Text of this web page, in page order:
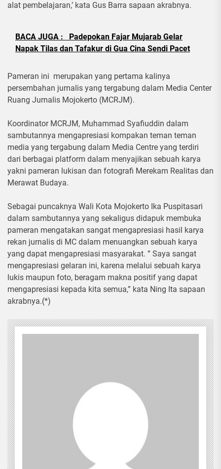
alat pembelajaran,’ kata Gus Barra sapaan akrabnya.
BACA JUGA :
Padepokan Fajar Mujarab Gelar
Napak Tilas dan Tafakur di Gua Cina Sendi Pacet
Pameran ini merupakan yang pertama kalinya
persembahan jurnalis yang tergabung dalam Media Center
Ruang Jurnalis Mojokerto (MCRJM).
Koordinator MCRJM, Muhammad Syafiuddin dalam
sambutannya mengapresiasi kompakan teman teman
media yang tergabung dalam Media Centre yang terdiri
dari berbagai platform dalam menyajikan sebuah karya
yakni pameran lukisan dan fotografi Merekam Realitas dan
Merawat Budaya.
Sebagai puncaknya Wali Kota Mojokerto Ika Puspitasari
dalam sambutannya yang sekaligus didapuk membuka
pameran mengatakan sangat mengapresiasi hasil karya
rekan jurnalis di MC dalam menuangkan sebuah karya
yang dapat mengapresiasi masyarakat. ” Saya sangat
mengapresiasi gelaran ini, karena melalui sebuah karya
lukis maupun foto, beragam makna positif yang dapat
mengapresiasi kepada kita semua,” kata Ning Ita sapaan
akrabnya.(*)